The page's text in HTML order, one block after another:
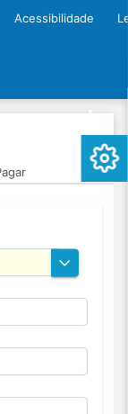
Acessibilidade